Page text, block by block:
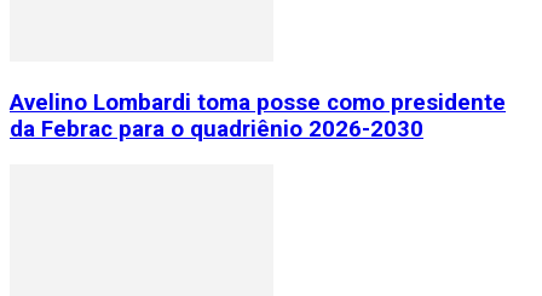
Avelino Lombardi toma posse como presidente
da Febrac para o quadriênio 2026-2030